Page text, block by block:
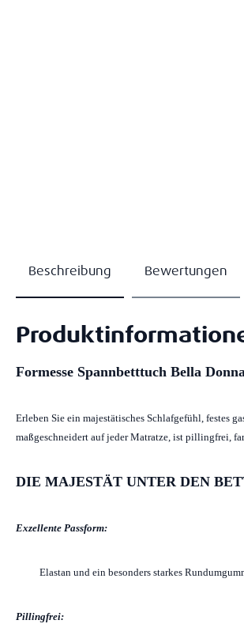
Beschreibung Bewertungen
Formesse Spannbetttuch Bella
Erleben Sie ein majestätisches Schlafgefühl, festes
maßgeschneidert auf jeder Matratze, ist pillingfrei,
DIE MAJESTÄT UNTER DEN
Exzellente Passform:
Elastan und ein besonders starkes
Pillingfrei: